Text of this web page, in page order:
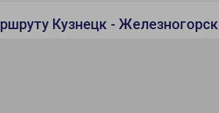
Кузнецк - Железногорск